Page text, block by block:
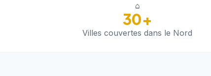
⌂
30+
Villes couvertes dans le Nord